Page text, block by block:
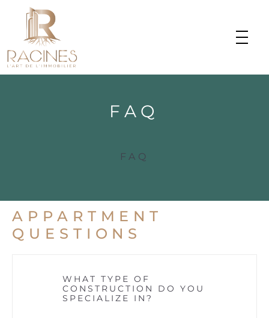
FAQ
FAQ
APPARTMENT
QUESTIONS
WHAT TYPE OF
CONSTRUCTION DO YOU
SPECIALIZE IN?